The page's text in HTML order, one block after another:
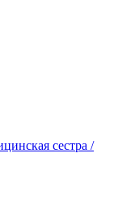
сестра /